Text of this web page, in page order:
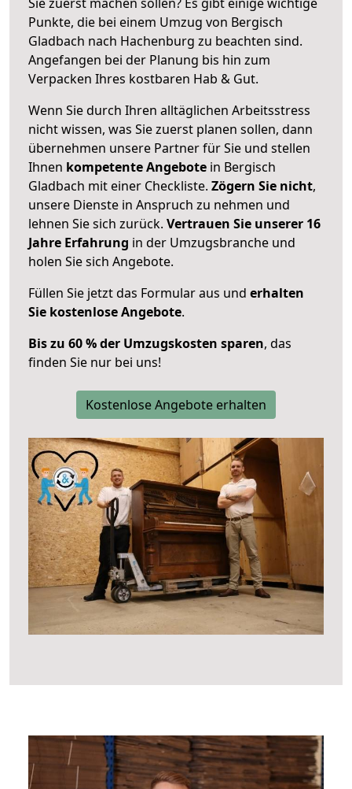
Punkte, die bei einem Umzug von Bergisch
Gladbach nach Hachenburg zu beachten sind.
Angefangen bei der Planung bis hin zum
Verpacken Ihres kostbaren Hab & Gut.
Wenn Sie durch Ihren alltäglichen Arbeitsstress
nicht wissen, was Sie zuerst planen sollen, dann
übernehmen unsere Partner für Sie und stellen
Ihnen kompetente Angebote in Bergisch
Gladbach mit einer Checkliste. Zögern Sie nicht,
unsere Dienste in Anspruch zu nehmen und
lehnen Sie sich zurück. Vertrauen Sie unserer 16
Jahre Erfahrung in der Umzugsbranche und
holen Sie sich Angebote.
Füllen Sie jetzt das Formular aus und erhalten
Sie kostenlose Angebote.
Bis zu 60 % der Umzugskosten sparen, das
finden Sie nur bei uns!
Kostenlose Angebote erhalten